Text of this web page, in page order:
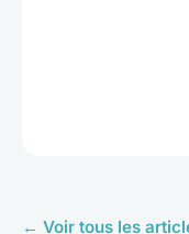
← Voir tous les